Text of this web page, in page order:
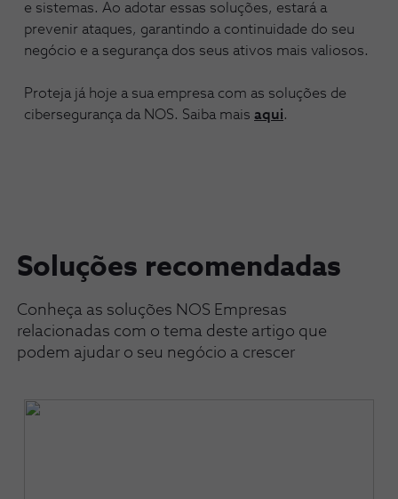
e sistemas. Ao adotar essas soluções, estará a
prevenir ataques, garantindo a continuidade do seu
negócio e a segurança dos seus ativos mais valiosos.
Proteja já hoje a sua empresa com as soluções de
cibersegurança da NOS. Saiba mais aqui.
Soluções recomendadas
Conheça as soluções NOS Empresas
relacionadas com o tema deste artigo que
podem ajudar o seu negócio a crescer